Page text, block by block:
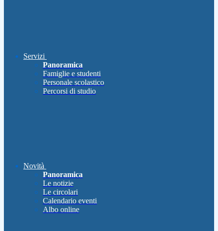
Servizi
Panoramica
Famiglie e studenti
Personale scolastico
Percorsi di studio
Novità
Panoramica
Le notizie
Le circolari
Calendario eventi
Albo online